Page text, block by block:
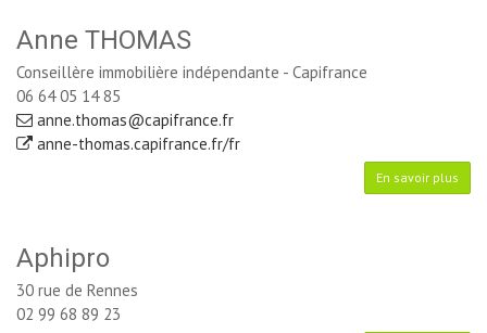
Anne THOMAS
Conseillère immobilière indépendante - Capifrance
06 64 05 14 85
anne.thomas@capifrance.fr
anne-thomas.capifrance.fr/fr
En savoir plus
Aphipro
30 rue de Rennes
02 99 68 89 23